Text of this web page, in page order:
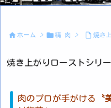
 ホーム > 精 肉 >  焼き
焼き上がりローストシリ
肉のプロが手がける 〝